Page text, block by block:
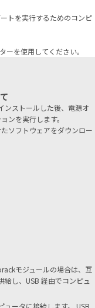
トを実行するためのコンピ
ーを使用してください。
ストールした後、電源オ
ンを実行します。
ソフトウェアをダウンロー
モジュールの場合は、互
し、USB 経由でコンピュ
ータに接続します。 USB